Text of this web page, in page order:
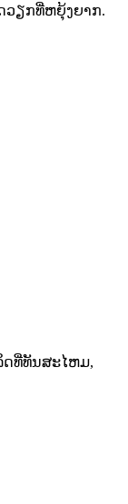
ວຽກທີ່ຫຍຸ້ງຍາກ.
ດທີ່ທັນສະໄຫມ,